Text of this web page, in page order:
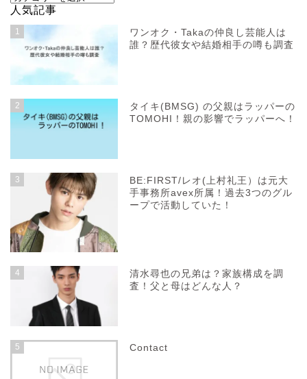
人気記事
1
ワンオク・Takaの仲良し芸能人は
誰？歴代彼女や結婚相手の噂も調査
2
タイキ(BMSG) の父親はラッパーの
TOMOHI！親の影響でラッパーへ！
3
BE:FIRST/レオ(上村礼王）は元大
手事務所avex所属！過去3つのグル
ープで活動していた！
4
清水尋也の兄弟は？家族構成を調
査！父と母はどんな人？
5 Contact